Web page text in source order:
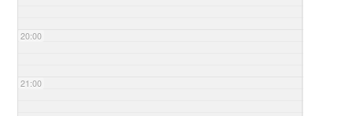
20:00
21:00